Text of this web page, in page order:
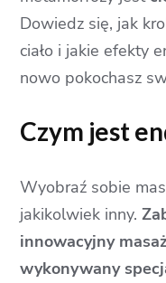
Dowiedz się, jak
ciało i jakie efekty
nowo pokochasz
Czym jest
Wyobraź sobie
jakikolwiek inny.
innowacyjny
wykonywany